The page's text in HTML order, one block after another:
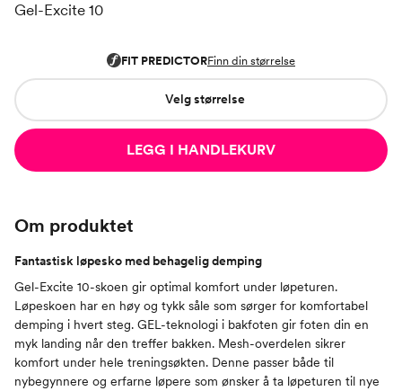
Gel-Excite 10
Velg størrelse
LEGG I HANDLEKURV
Om produktet
Fantastisk løpesko med behagelig demping
Gel-Excite 10-skoen gir optimal komfort under løpeturen.
Løpeskoen har en høy og tykk såle som sørger for komfortabel
demping i hvert steg. GEL-teknologi i bakfoten gir foten din en
myk landing når den treffer bakken. Mesh-overdelen sikrer
komfort under hele treningsøkten. Denne passer både til
nybegynnere og erfarne løpere som ønsker å ta løpeturen til nye